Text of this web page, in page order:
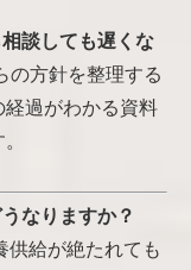
談しても遅くな
の方針を整理する
経過がわかる資料
なりますか？
供給が絶たれても